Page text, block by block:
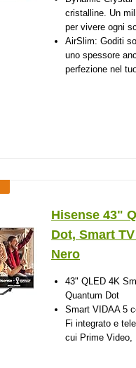
cristalline. Un
per vivere ogni
AirSlim: Goditi
uno spessore
perfezione nel
Hisense 43"
Dot, Smart
‎Nero
43" QLED 4K
Quantum Dot
Smart VIDAA 5
Fi integrato e
cui Prime Video,